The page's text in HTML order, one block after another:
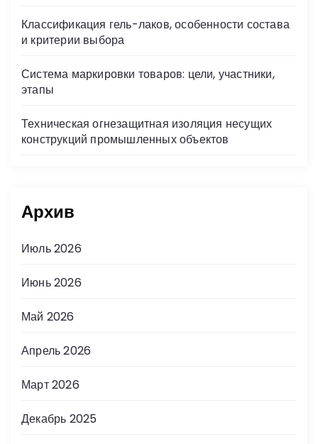
Классификация гель-лаков, особенности состава
и критерии выбора
Система маркировки товаров: цели, участники,
этапы
Техническая огнезащитная изоляция несущих
конструкций промышленных объектов
Архив
Июль 2026
Июнь 2026
Май 2026
Апрель 2026
Март 2026
Декабрь 2025